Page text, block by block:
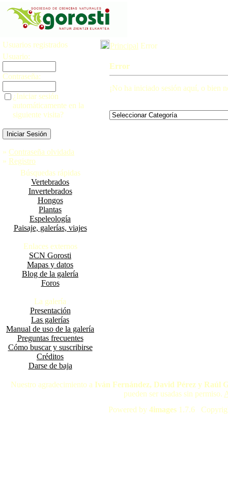
Usuarios registrados
Usuario:
Contraseña:
¿Iniciar sesión
automáticamente en la
siguiente visita?
» Contraseña olvidada
» Registro
Búsquedas rápidas
Vertebrados
Invertebrados
Hongos
Plantas
Espeleología
Paisaje, galerías, viajes
Enlaces externos
SCN Gorosti
Mapas y datos
Blog de la galería
Foros
La galería
Presentación
Las galerías
Manual de uso de la galería
Preguntas frecuentes
Cómo buscar y suscribirse
Créditos
Darse de baja
Principal Error
Error
¡No ha iniciado sesión aquí, o bien
Nuestro agradecimiento a Iván Fernández, David Pérez y Raúl
pueden ser usadas sin permiso.
Powered by 4images 1.7.6